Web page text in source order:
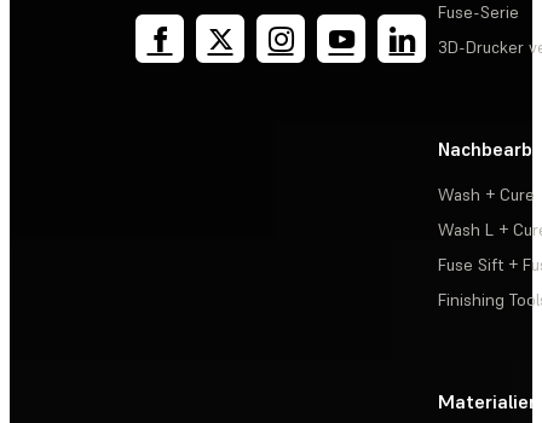
Fuse-Serie
3D-Drucker
Wash + Cure
Wash L +
Fuse Sift +
Finishing
Materialien